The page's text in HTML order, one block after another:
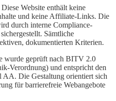
Diese Website enthält keine
und keine Affiliate-Links. Die
durch interne Compliance-
Sämtliche
dokumentierten Kriterien.
wurde geprüft nach BITV 2.0
Verordnung) und entspricht den
Die Gestaltung orientiert sich
für barrierefreie Webangebote